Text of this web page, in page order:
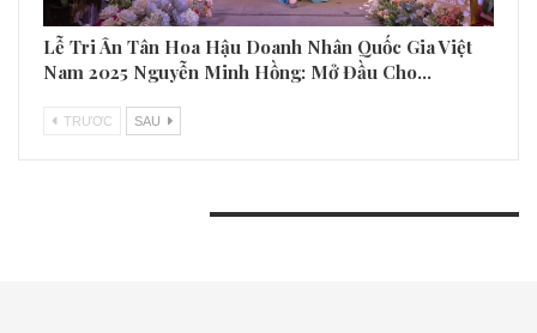
Lễ Tri Ân Tân Hoa Hậu Doanh Nhân Quốc Gia Việt
Nam 2025 Nguyễn Minh Hồng: Mở Đầu Cho…
TRƯƠC SAU